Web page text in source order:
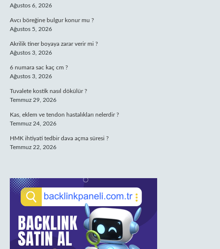
Ağustos 6, 2026
Avcı böreğine bulgur konur mu ?
Ağustos 5, 2026
Akrilik tiner boyaya zarar verir mi ?
Ağustos 3, 2026
6 numara sac kaç cm ?
Ağustos 3, 2026
Tuvalete kostik nasıl dökülür ?
Temmuz 29, 2026
Kas, eklem ve tendon hastalıkları nelerdir ?
Temmuz 24, 2026
HMK ihtiyati tedbir dava açma süresi ?
Temmuz 22, 2026